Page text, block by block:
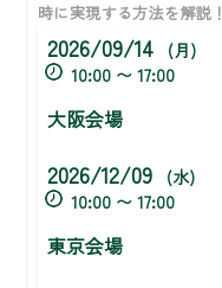
時に実現する方法を解説！
2026/09/14
(月)
10:00 〜 17:00
大阪会場
2026/12/09
(水)
10:00 〜 17:00
東京会場